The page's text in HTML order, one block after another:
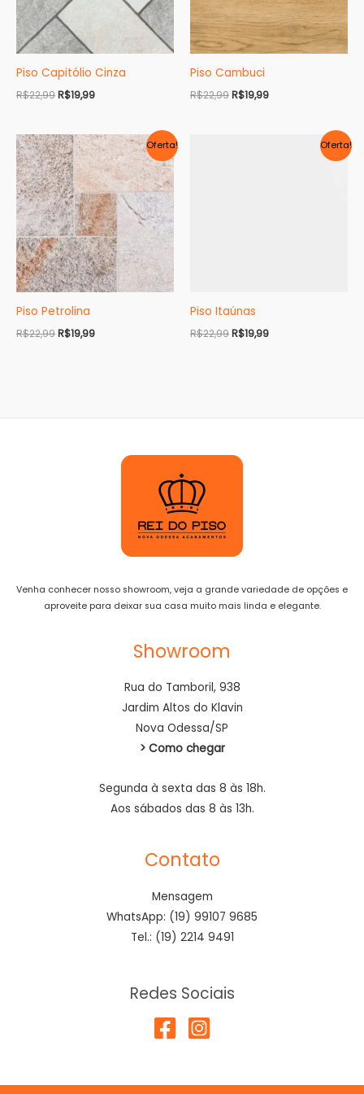
Piso Capitólio Cinza
R$22,99R$19,99
Piso Cambuci
R$22,99R$19,99
Oferta!
Piso Petrolina
R$22,99
O
preço
original
era:
R$22,99.
R$19,99
O
preço
atual
é:
R$19,99.
Oferta!
Piso Itaúnas
R$22,99R$19,99
Venha conhecer nosso showroom, veja a grande variedade de opções e
aproveite para deixar sua casa muito mais linda e elegante.
Showroom
Rua do Tamboril, 938
Jardim Altos do Klavin
Nova Odessa/SP
> Como chegar
Segunda à sexta das 8 às 18h.
Aos sábados das 8 às 13h.
Contato
Mensagem
WhatsApp: (19) 99107 9685
Tel.: (19) 2214 9491
Redes Sociais